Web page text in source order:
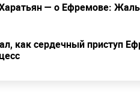
— о Ефремове:
как сердечный приступ